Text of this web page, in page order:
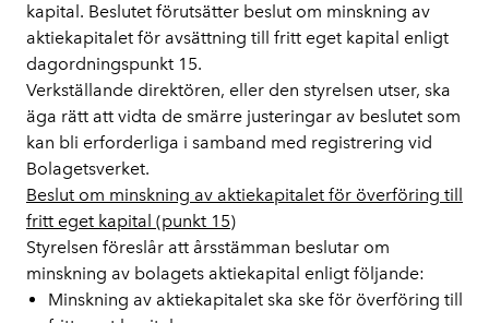
kapital. Beslutet förutsätter beslut om minskning av
aktiekapitalet för avsättning till fritt eget kapital enligt
dagordningspunkt 15.
Verkställande direktören, eller den styrelsen utser, ska
äga rätt att vidta de smärre justeringar av beslutet som
kan bli erforderliga i samband med registrering vid
Bolagetsverket.
Beslut om minskning av aktiekapitalet för överföring till
fritt eget kapital (punkt 15)
Styrelsen föreslår att årsstämman beslutar om
minskning av bolagets aktiekapital enligt följande:
Minskning av aktiekapitalet ska ske för överföring till